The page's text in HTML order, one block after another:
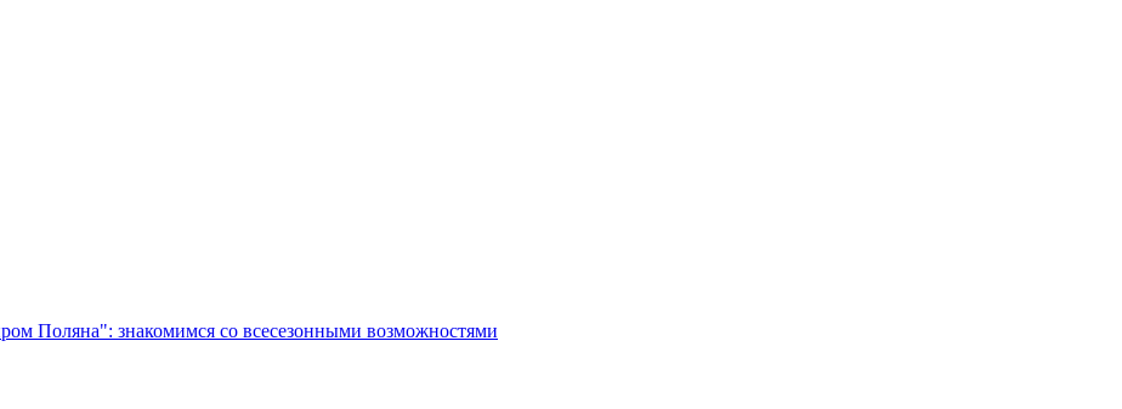
Поляна": знакомимся со всесезонными возможностями